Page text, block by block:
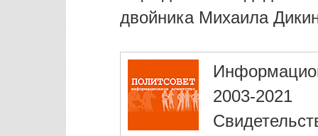
двойника Михаила
2003-2021